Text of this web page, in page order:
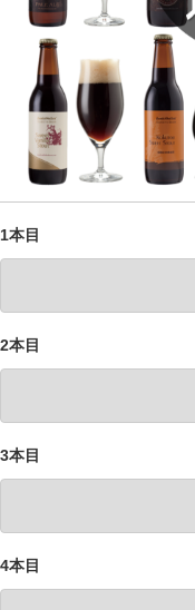
1本目
2本目
3本目
4本目